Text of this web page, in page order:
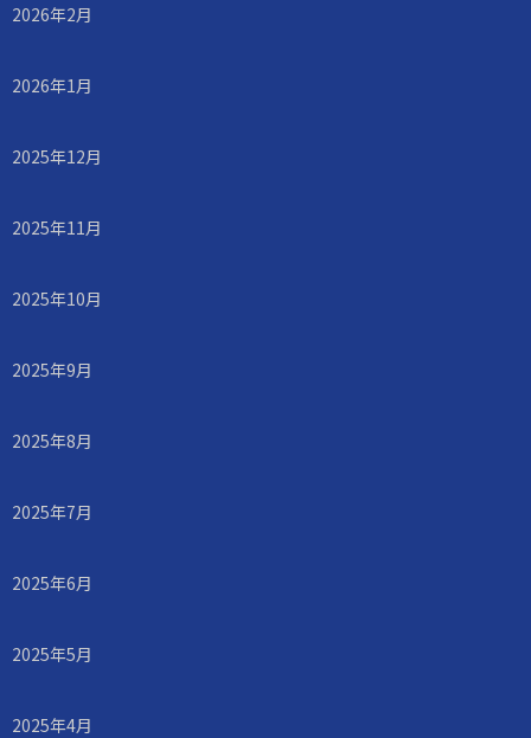
2026年2月
2026年1月
2025年12月
2025年11月
2025年10月
2025年9月
2025年8月
2025年7月
2025年6月
2025年5月
2025年4月